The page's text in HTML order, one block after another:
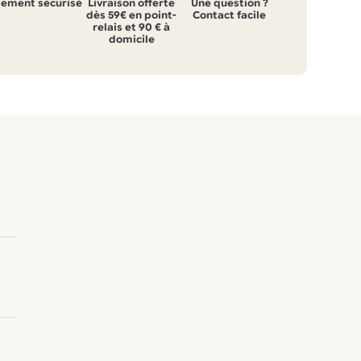
sécurisé Livraison offerte
dès 59€ en point-
relais et 90 € à
domicile
Une question ?
Contact facile